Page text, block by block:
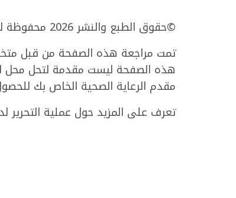
©حقوق الطبع والنشر 2026 محفوظة لكليفلاند كلينك أبوظبي. جميع الحقوق محفوظة.
تمت مراجعة هذه الصفحة من قبل
هذه الصفحة ليست مقدمة لتحل محل
مقدم الرعاية الصحية الخاص بك
تعرف على المزيد حول عملية التحرير